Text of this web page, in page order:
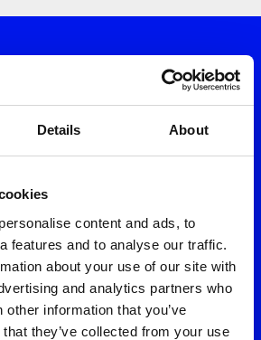
Details About
content and ads, to
features and to analyse our traffic.
about your use of our site with
and analytics partners who
information that you’ve
they’ve collected from your use
στοιχείων μου από την Volton και τους
Δεδομένων *
App
από τα καταστήματά μας